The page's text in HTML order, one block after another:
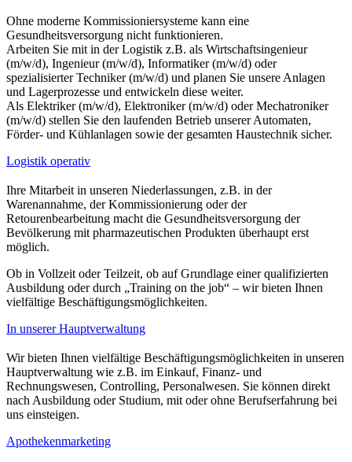
Ohne moderne Kommissioniersysteme kann eine
Gesundheitsversorgung nicht funktionieren.
Arbeiten Sie mit in der Logistik z.B. als Wirtschaftsingenieur
(m/w/d), Ingenieur (m/w/d), Informatiker (m/w/d) oder
spezialisierter Techniker (m/w/d) und planen Sie unsere Anlagen
und Lagerprozesse und entwickeln diese weiter.
Als Elektriker (m/w/d), Elektroniker (m/w/d) oder Mechatroniker
(m/w/d) stellen Sie den laufenden Betrieb unserer Automaten,
Förder- und Kühlanlagen sowie der gesamten Haustechnik sicher.
Logistik operativ
Ihre Mitarbeit in unseren Niederlassungen, z.B. in der
Warenannahme, der Kommissionierung oder der
Retourenbearbeitung macht die Gesundheitsversorgung der
Bevölkerung mit pharmazeutischen Produkten überhaupt erst
möglich.
Ob in Vollzeit oder Teilzeit, ob auf Grundlage einer qualifizierten
Ausbildung oder durch „Training on the job“ – wir bieten Ihnen
vielfältige Beschäftigungsmöglichkeiten.
In unserer Hauptverwaltung
Wir bieten Ihnen vielfältige Beschäftigungsmöglichkeiten in unseren
Hauptverwaltung wie z.B. im Einkauf, Finanz- und
Rechnungswesen, Controlling, Personalwesen. Sie können direkt
nach Ausbildung oder Studium, mit oder ohne Berufserfahrung bei
uns einsteigen.
Apothekenmarketing